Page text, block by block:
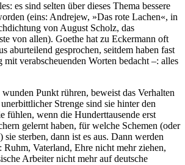
es sind selten über dieses Thema bessere
(eins: Andrejew, »Das rote Lachen«, in
von August Scholz, das
von allen). Goethe hat zu Eckermann oft
aburteilend gesprochen, seitdem haben fast
verabscheuenden Worten bedacht –: alles
Punkt rühren, beweist das Verhalten
Strenge sind sie hinter den
fühlen, wenn die Hunderttausende erst
gelernt haben, für welche Schemen (oder
sie sterben, dann ist es aus. Dann werden
Ruhm, Vaterland, Ehre nicht mehr ziehen,
Arbeiter nicht mehr auf deutsche